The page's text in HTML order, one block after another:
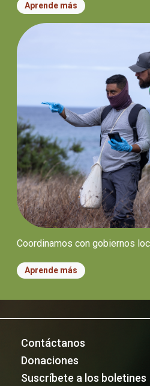
Aprende más
Coordinamos con gobiernos
Aprende más
Contáctanos
Donaciones
Suscríbete a los boletines